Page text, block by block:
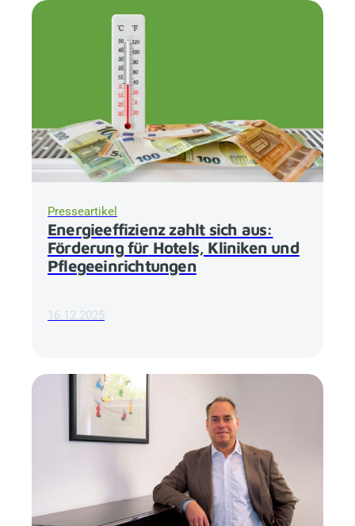
Presseartikel
Energieeffizienz zahlt sich aus:
Förderung für Hotels, Kliniken und
Pflegeeinrichtungen
16.12.2025